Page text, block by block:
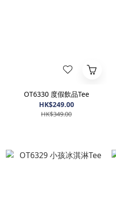
OT6330 度假飲品Tee
HK$249.00
HK$349.00